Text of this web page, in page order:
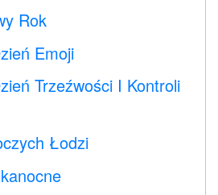
Rok
Emoji
Trzeźwości I Kontroli
Łodzi